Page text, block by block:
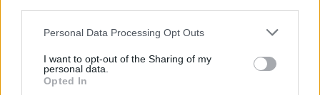
Please note that this website/app uses one or more Google
not limited to your visit or usage behaviour. You may click to
grant or deny consent to Google and its third-party tags to
use your data for below specified purposes in below Google
Personal Data Processing Opt Outs
I want to opt-out of the Sharing of my
personal data.
Opted In
sohasem készítettem, de a kísérletező kedvem erre a
területre is elvitt. Úgy gondoltam, hogy kilépek a
inkább az újabb irányokat követem. A lényeg, hogy
sem habarással, sem…